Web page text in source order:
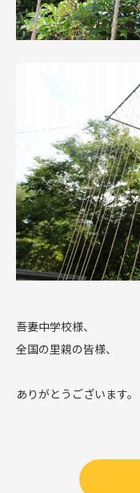
吾妻中学校様、
全国の里親の皆様、
ありがとうございます。